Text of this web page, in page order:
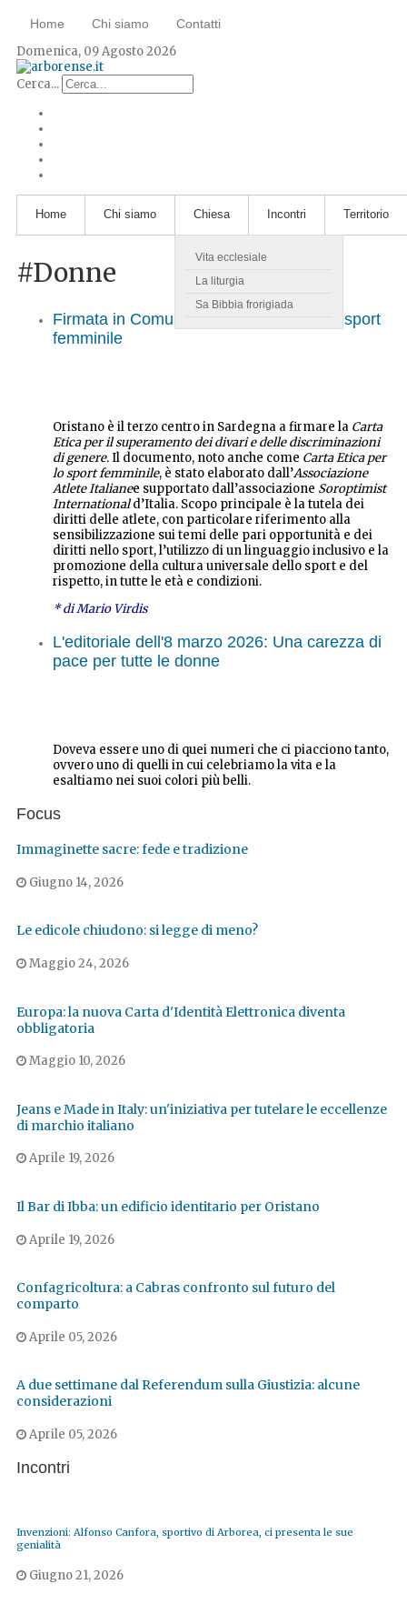
Home Chi siamo Contatti
Domenica, 09 Agosto 2026
Cerca...
Home Chi siamo Chiesa
Vita ecclesiale
La liturgia
Sa Bibbia frorigiada
Incontri Territorio
#Donne
Firmata in Comune la Carta Etica per lo sport
femminile
Oristano è il terzo centro in Sardegna a firmare la Carta
Etica per il superamento dei divari e delle discriminazioni
di genere.Il documento, noto anche come Carta Etica per
lo sport femminile, è stato elaborato dall’Associazione
Atlete Italianee supportato dall’associazione Soroptimist
Internationald’Italia. Scopo principale è la tutela dei
diritti delle atlete, con particolare riferimento alla
sensibilizzazione sui temi delle pari opportunità e dei
diritti nello sport, l’utilizzo di un linguaggio inclusivo e la
promozione della cultura universale dello sport e del
rispetto, in tutte le età e condizioni.
* di Mario Virdis
L'editoriale dell'8 marzo 2026: Una carezza di
pace per tutte le donne
Doveva essere uno di quei numeri che ci piacciono tanto,
ovvero uno di quelli in cui celebriamo la vita e la
esaltiamo nei suoi colori più belli.
Focus
Immaginette sacre: fede e tradizione
Giugno 14, 2026
Le edicole chiudono: si legge di meno?
Maggio 24, 2026
Europa: la nuova Carta d'Identità Elettronica diventa
obbligatoria
Maggio 10, 2026
Jeans e Made in Italy: un'iniziativa per tutelare le eccellenze
di marchio italiano
Aprile 19, 2026
Il Bar di Ibba: un edificio identitario per Oristano
Aprile 19, 2026
Confagricoltura: a Cabras confronto sul futuro del
comparto
Aprile 05, 2026
A due settimane dal Referendum sulla Giustizia: alcune
considerazioni
Aprile 05, 2026
Incontri
Invenzioni: Alfonso Canfora, sportivo di Arborea, ci presenta le sue
genialità
Giugno 21, 2026